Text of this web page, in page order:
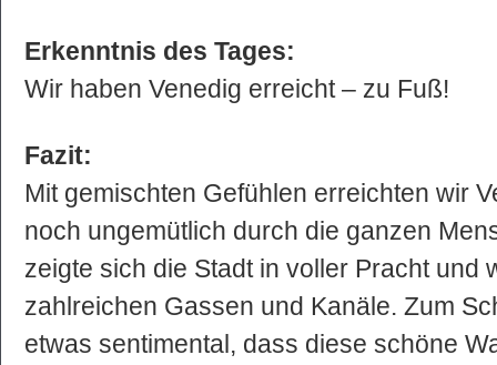
Erkenntnis des Tages:
Wir haben Venedig erreicht – zu Fuß!
Fazit:
Mit gemischten Gefühlen erreichten wir
noch ungemütlich durch die ganzen
zeigte sich die Stadt in voller Pracht und
zahlreichen Gassen und Kanäle. Zum
etwas sentimental, dass diese schöne